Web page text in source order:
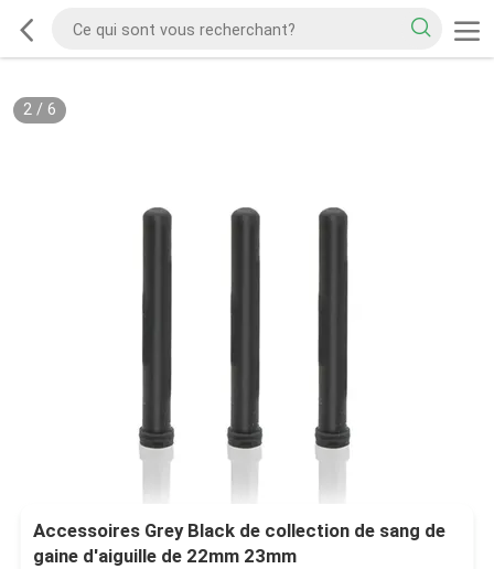
2/ 6
Accessoires Grey Black de collection de sang de
gaine d'aiguille de 22mm 23mm